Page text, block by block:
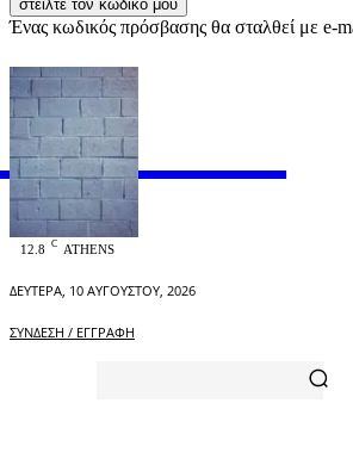
Ένας κωδικός πρόσβασης θα σταλθεί με e-
OFFICIAL
12.8 C ATHENS
ΔΕΥΤΈΡΑ, 10 ΑΥΓΟΎΣΤΟΥ, 2026
ΣΎΝΔΕΣΗ / ΕΓΓΡΑΦΉ